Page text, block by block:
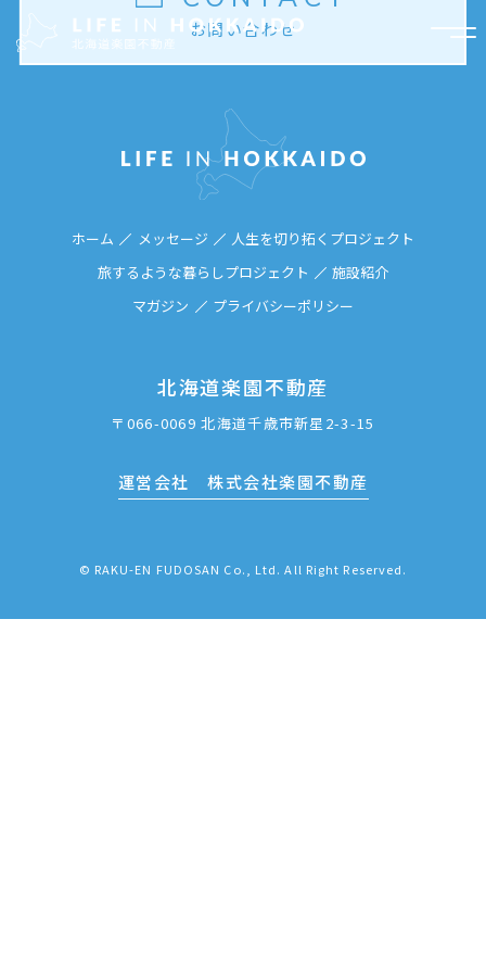
メッセージ
旅するような暮らしプロジェクト
お問い合わせ
ホーム メッセージ
人生を切り拓くプロジェクト
旅するような暮らしプロジェクト
施設紹介
マガジン
プライバシーポリシー
北海道楽園不動産
〒066-0069 北海道千歳市新星2-3-15
運営会社 株式会社楽園不動産
© RAKU-EN FUDOSAN Co., Ltd. All Right Reserved.